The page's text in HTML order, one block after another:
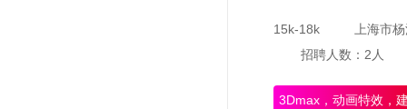
15k-18k
上海市
招聘人数：2人
3Dmax，动画特效，